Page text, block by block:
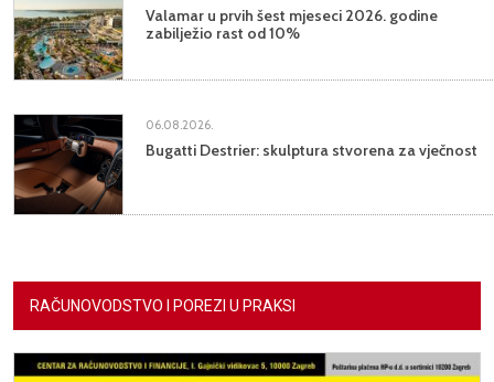
Valamar u prvih šest mjeseci 2026. godine
zabilježio rast od 10%
06.08.2026.
Bugatti Destrier: skulptura stvorena za vječnost
RAČUNOVODSTVO I POREZI U PRAKSI